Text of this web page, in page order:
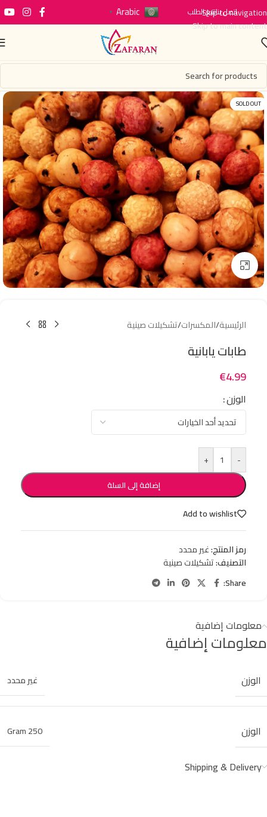
Skip to navigation
Skip to main content
اتصل بناتتبع الطلب Arabic
▼
SOLD OUT
Click to enlarge
الرئيسية/المكسرات/تشكيلات صينية
طابات يابانية
€4.99
الوزن
-
+
إضافة إلى السلة
Add to wishlist
رمز المنتج:غير محدد
التصنيف:تشكيلات صينية
Share:
معلومات إضافية
معلومات إضافية
الوزن غير محدد
الوزن 250 Gram
Shipping & Delivery